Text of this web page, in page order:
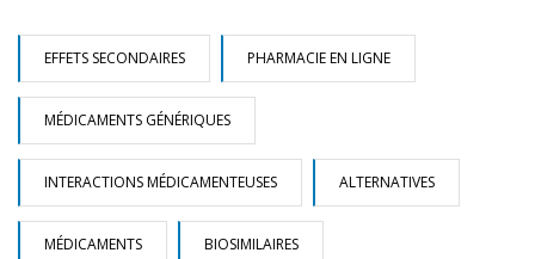
EFFETS SECONDAIRES PHARMACIE EN LIGNE
MÉDICAMENTS GÉNÉRIQUES
INTERACTIONS MÉDICAMENTEUSES ALTERNATIVES
MÉDICAMENTS BIOSIMILAIRES